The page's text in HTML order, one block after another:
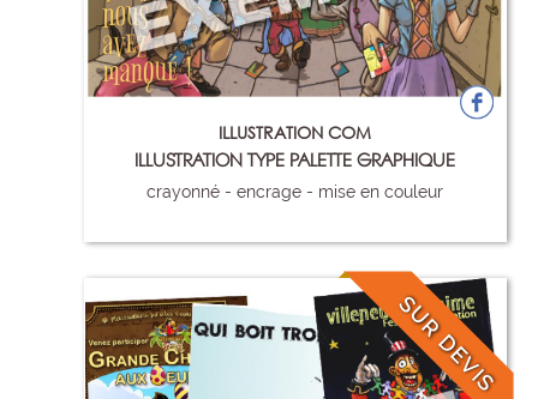
ILLUSTRATION COM
ILLUSTRATION TYPE PALETTE GRAPHIQUE
crayonné - encrage - mise en couleur
SUR DEVIS